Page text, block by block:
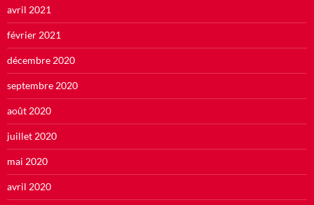
avril 2021
février 2021
décembre 2020
septembre 2020
août 2020
juillet 2020
mai 2020
avril 2020